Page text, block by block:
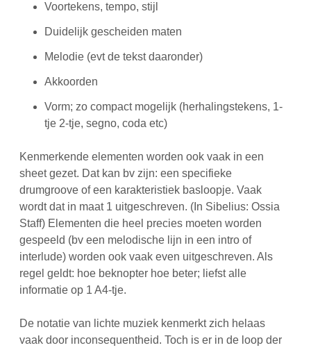
Voortekens, tempo, stijl
Duidelijk gescheiden maten
Melodie (evt de tekst daaronder)
Akkoorden
Vorm; zo compact mogelijk (herhalingstekens, 1-
tje 2-tje, segno, coda etc)
Kenmerkende elementen worden ook vaak in een
sheet gezet. Dat kan bv zijn: een specifieke
drumgroove of een karakteristiek basloopje. Vaak
wordt dat in maat 1 uitgeschreven. (In Sibelius: Ossia
Staff) Elementen die heel precies moeten worden
gespeeld (bv een melodische lijn in een intro of
interlude) worden ook vaak even uitgeschreven. Als
regel geldt: hoe beknopter hoe beter; liefst alle
informatie op 1 A4-tje.
De notatie van lichte muziek kenmerkt zich helaas
vaak door inconsequentheid. Toch is er in de loop der